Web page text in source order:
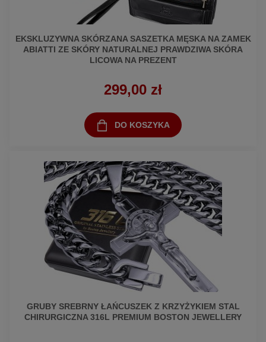
EKSKLUZYWNA SKÓRZANA SASZETKA MĘSKA NA ZAMEK
ABIATTI ZE SKÓRY NATURALNEJ PRAWDZIWA SKÓRA
LICOWA NA PREZENT
299,00 zł
DO KOSZYKA
GRUBY SREBRNY ŁAŃCUSZEK Z KRZYŻYKIEM STAL
CHIRURGICZNA 316L PREMIUM BOSTON JEWELLERY